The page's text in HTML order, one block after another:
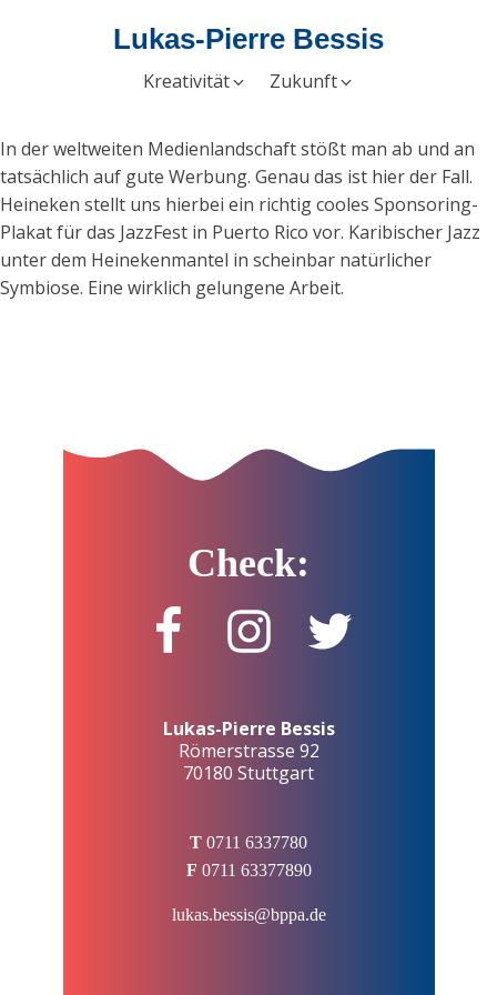
Lukas-Pierre Bessis
Kreativität Zukunft
In der weltweiten Medienlandschaft stößt man ab und an
tatsächlich auf gute Werbung. Genau das ist hier der Fall.
Heineken stellt uns hierbei ein richtig cooles Sponsoring-
Plakat für das JazzFest in Puerto Rico vor. Karibischer Jazz
unter dem Heinekenmantel in scheinbar natürlicher
Symbiose. Eine wirklich gelungene Arbeit.
Check:
Lukas-Pierre Bessis
Römerstrasse 92
70180 Stuttgart
T 0711 6337780
F 0711 63377890
lukas.bessis@bppa.de